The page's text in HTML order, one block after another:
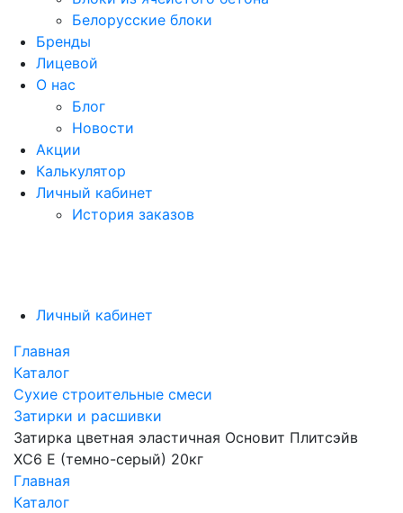
Белорусские блоки
Бренды
Лицевой
О нас
Блог
Новости
Акции
Калькулятор
Личный кабинет
История заказов
Личный кабинет
Главная
Каталог
Сухие строительные смеси
Затирки и расшивки
Затирка цветная эластичная Основит Плитсэйв
XC6 E (темно-серый) 20кг
Главная
Каталог